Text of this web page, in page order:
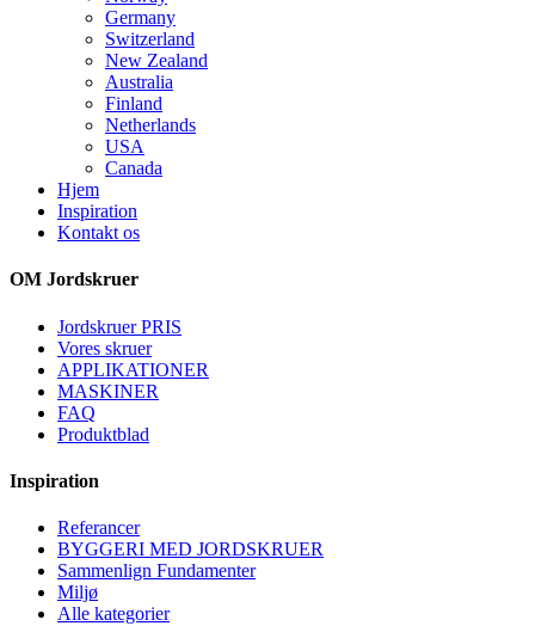
Germany
Switzerland
New Zealand
Australia
Finland
Netherlands
USA
Canada
Hjem
Inspiration
Kontakt os
OM Jordskruer
Jordskruer PRIS
Vores skruer
APPLIKATIONER
MASKINER
FAQ
Produktblad
Inspiration
Referancer
BYGGERI MED JORDSKRUER
Sammenlign Fundamenter
Miljø
Alle kategorier